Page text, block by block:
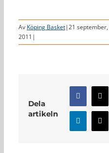
Av Köping Basket|21 september,
2011 |
Dela
artikeln
Facebook
X
LinkedInE-
post